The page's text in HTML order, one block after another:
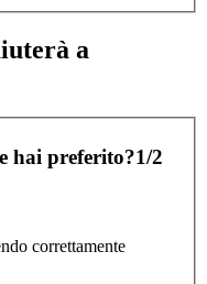
a
hai preferito?1/2
correttamente